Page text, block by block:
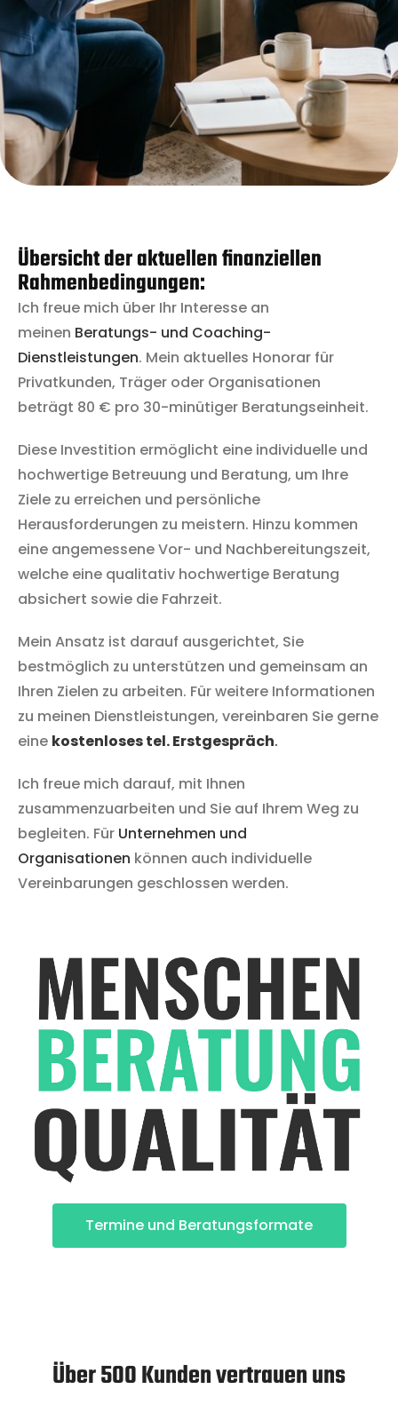
Übersicht der aktuellen finanziellen
Rahmenbedingungen:
Ich freue mich über Ihr Interesse an
meinen Beratungs- und Coaching-
Dienstleistungen. Mein aktuelles Honorar für
Privatkunden, Träger oder Organisationen
beträgt 80 € pro 30-minütiger Beratungseinheit.
Diese Investition ermöglicht eine individuelle und
hochwertige Betreuung und Beratung, um Ihre
Ziele zu erreichen und persönliche
Herausforderungen zu meistern. Hinzu kommen
eine angemessene Vor- und Nachbereitungszeit,
welche eine qualitativ hochwertige Beratung
absichert sowie die Fahrzeit.
Mein Ansatz ist darauf ausgerichtet, Sie
bestmöglich zu unterstützen und gemeinsam an
Ihren Zielen zu arbeiten. Für weitere Informationen
zu meinen Dienstleistungen, vereinbaren Sie gerne
eine kostenloses tel. Erstgespräch.
Ich freue mich darauf, mit Ihnen
zusammenzuarbeiten und Sie auf Ihrem Weg zu
begleiten. Für Unternehmen und
Organisationen können auch individuelle
Vereinbarungen geschlossen werden.
Termine und Beratungsformate
Über 500 Kunden vertrauen uns